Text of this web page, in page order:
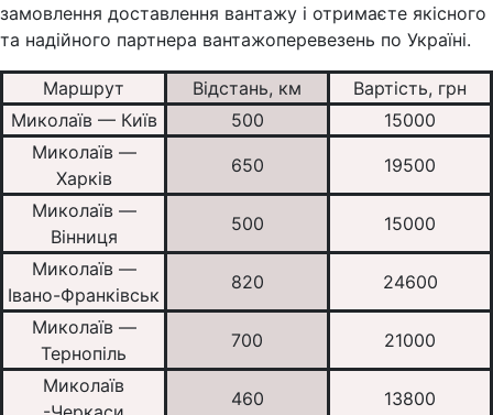
замовлення доставлення вантажу і отримаєте якісного
та надійного партнера вантажоперевезень по Україні.
Маршрут Відстань, км
Вартість, грн
Миколаїв — Київ
500
15000
Миколаїв —
Харків
650 19500
Миколаїв —
Вінниця
500 15000
Миколаїв —
Івано-Франківськ
820 24600
Миколаїв —
Тернопіль
700 21000
Миколаїв
460 13800